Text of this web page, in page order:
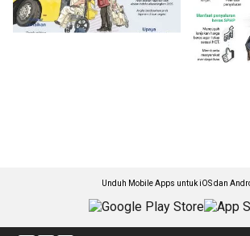
Unduh Mobile Apps untuk iOS dan